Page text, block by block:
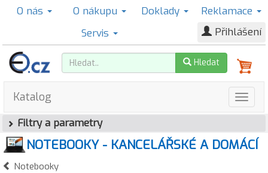
O nás O nákupu Doklady
Reklamace
Servis
Přihlášení
Hledat
Katalog
Filtry a parametry
NOTEBOOKY - KANCELÁŘSKÉ A DOMÁCÍ
Notebooky